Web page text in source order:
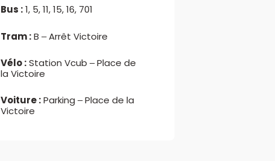
Bus :1, 5, 11, 15, 16, 701
Tram :B – Arrêt Victoire
Vélo :Station Vcub – Place de
la Victoire
Voiture :Parking – Place de la
Victoire